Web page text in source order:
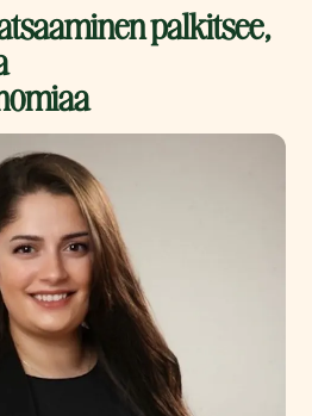
palkitsee,